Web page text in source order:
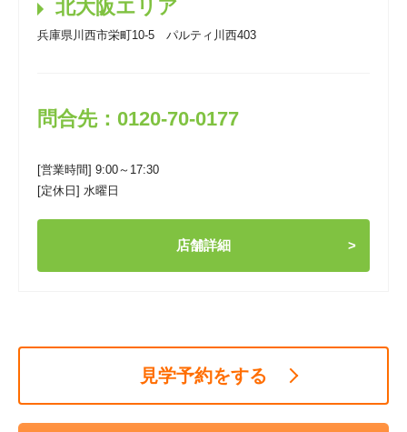
北大阪エリア
兵庫県川西市栄町10-5 パルティ川西403
問合先：0120-70-0177
[営業時間] 9:00～17:30
[定休日] 水曜日
店舗詳細
見学予約をする